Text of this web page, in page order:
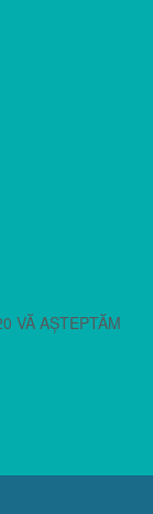
VĂ AȘTEPTĂM